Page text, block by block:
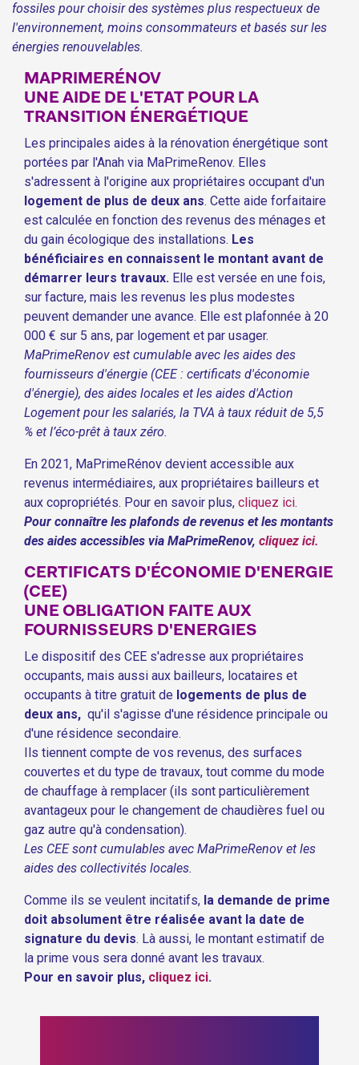
fossiles pour choisir des systèmes plus respectueux de
l'environnement, moins consommateurs et basés sur les
énergies renouvelables.
MAPRIMERÉNOV
UNE AIDE DE L'ETAT POUR LA
TRANSITION ÉNERGÉTIQUE
Les principales aides à la rénovation énergétique sont
portées par l'Anah via MaPrimeRenov. Elles
s'adressent à l'origine aux propriétaires occupant d'un
logement de plus de deux ans. Cette aide forfaitaire
est calculée en fonction des revenus des ménages et
du gain écologique des installations. Les
bénéficiaires en connaissent le montant avant de
démarrer leurs travaux. Elle est versée en une fois,
sur facture, mais les revenus les plus modestes
peuvent demander une avance. Elle est plafonnée à 20
000 € sur 5 ans, par logement et par usager.
MaPrimeRenov est cumulable avec les aides des
fournisseurs d'énergie (CEE : certificats d'économie
d'énergie), des aides locales et les aides d'Action
Logement pour les salariés, la TVA à taux réduit de 5,5
% et l’éco-prêt à taux zéro.
En 2021, MaPrimeRénov devient accessible aux
revenus intermédiaires, aux propriétaires bailleurs et
aux copropriétés. Pour en savoir plus, cliquez ici.
Pour connaître les plafonds de revenus et les montants
des aides accessibles via MaPrimeRenov, cliquez ici.
CERTIFICATS D'ÉCONOMIE D'ENERGIE
(CEE)
UNE OBLIGATION FAITE AUX
FOURNISSEURS D'ENERGIES
Le dispositif des CEE s'adresse aux propriétaires
occupants, mais aussi aux bailleurs, locataires et
occupants à titre gratuit de logements de plus de
deux ans, qu'il s'agisse d'une résidence principale ou
d'une résidence secondaire.
Ils tiennent compte de vos revenus, des surfaces
couvertes et du type de travaux, tout comme du mode
de chauffage à remplacer (ils sont particulièrement
avantageux pour le changement de chaudières fuel ou
gaz autre qu'à condensation).
Les CEE sont cumulables avec MaPrimeRenov et les
aides des collectivités locales.
Comme ils se veulent incitatifs, la demande de prime
doit absolument être réalisée avant la date de
signature du devis. Là aussi, le montant estimatif de
la prime vous sera donné avant les travaux.
Pour en savoir plus, cliquez ici.